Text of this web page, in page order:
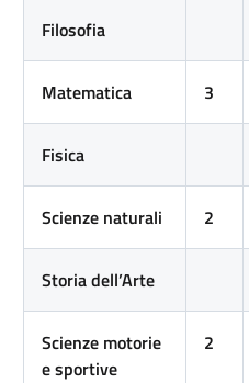
Filosofia
Matematica 3
Fisica
Scienze naturali 2
Storia dell’Arte
Scienze motorie
e sportive
2